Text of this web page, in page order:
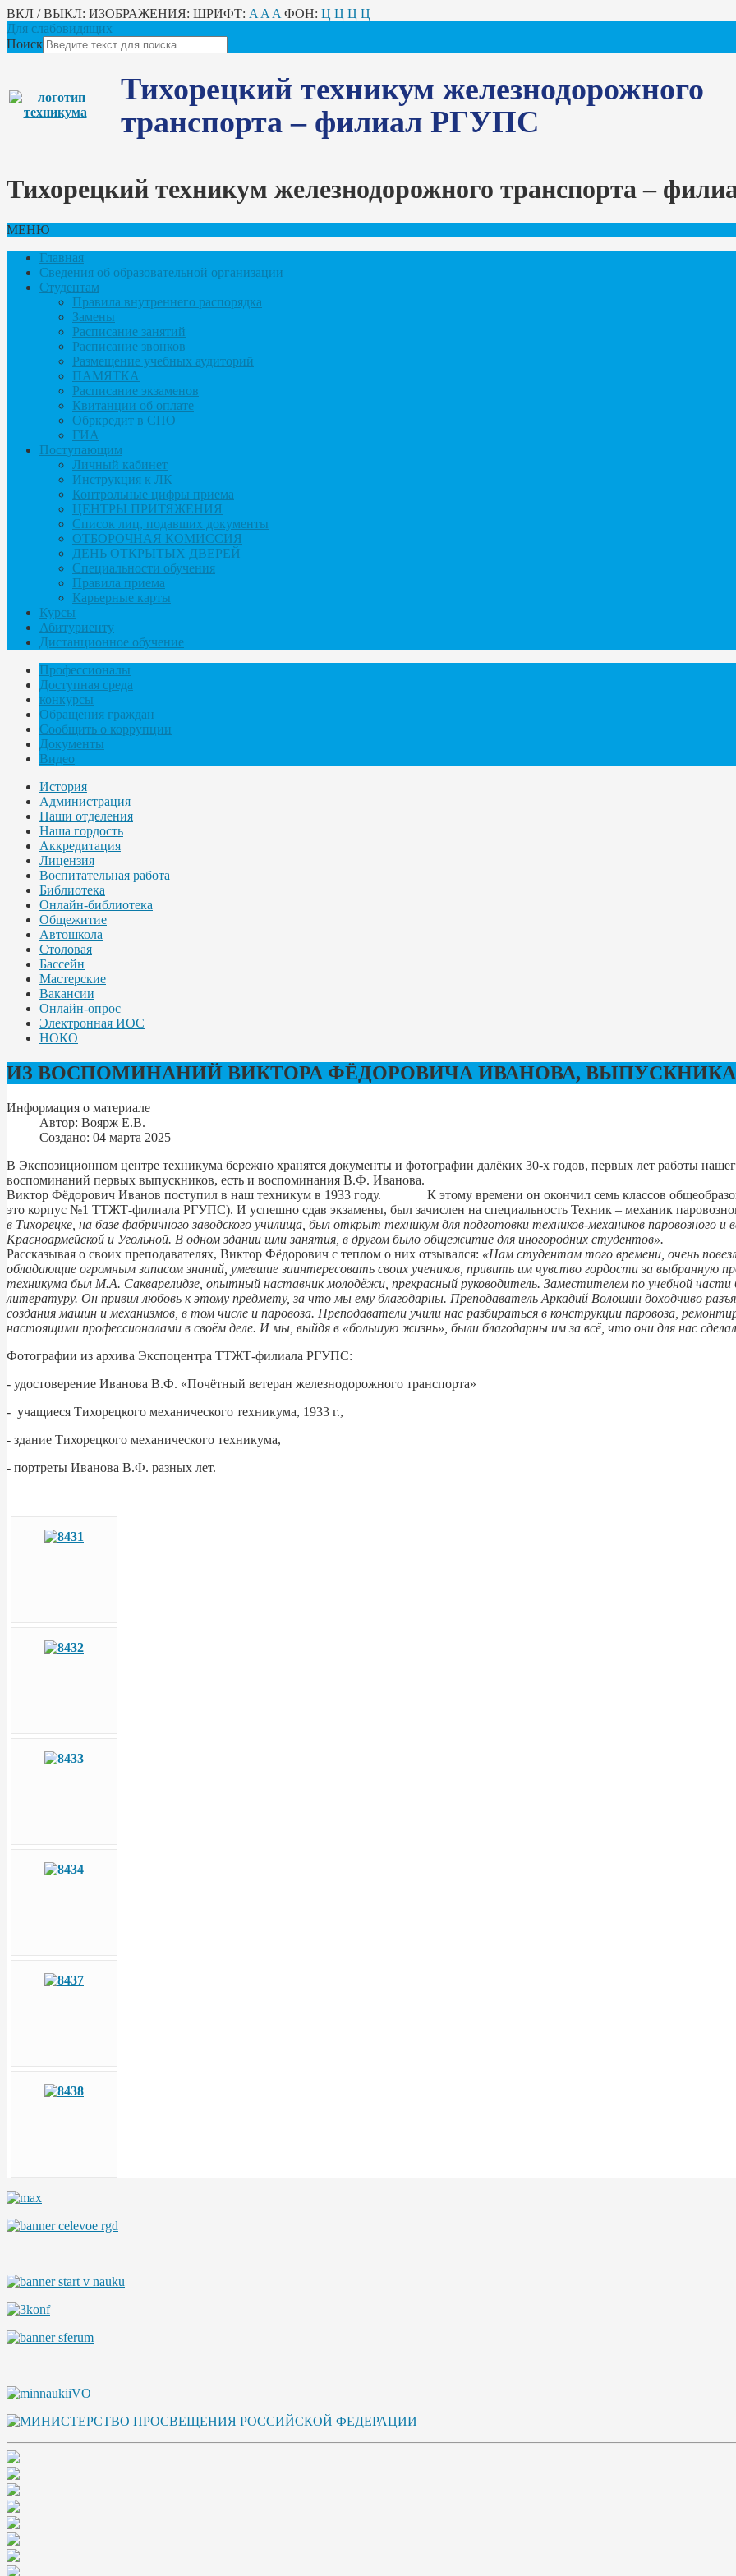
ВКЛ / ВЫКЛ: ИЗОБРАЖЕНИЯ: ШРИФТ: A A A ФОН: Ц Ц Ц Ц
Для слабовидящих
Поиск
Тихорецкий техникум железнодорожного
транспорта – филиал РГУПС
Тихорецкий техникум железнодорожного транспорта –
МЕНЮ
Главная
Сведения об образовательной организации
Студентам
Правила внутреннего распорядка
Замены
Расписание занятий
Расписание звонков
Размещение учебных аудиторий
ПАМЯТКА
Расписание экзаменов
Квитанции об оплате
Обркредит в СПО
ГИА
Поступающим
Личный кабинет
Инструкция к ЛК
Контрольные цифры приема
ЦЕНТРЫ ПРИТЯЖЕНИЯ
Список лиц, подавших документы
ОТБОРОЧНАЯ КОМИССИЯ
ДЕНЬ ОТКРЫТЫХ ДВЕРЕЙ
Специальности обучения
Правила приема
Карьерные карты
Курсы
Абитуриенту
Дистанционное обучение
Профессионалы
Доступная среда
конкурсы
Обращения граждан
Сообщить о коррупции
Документы
Видео
История
Администрация
Наши отделения
Наша гордость
Аккредитация
Лицензия
Воспитательная работа
Библиотека
Онлайн-библиотека
Общежитие
Автошкола
Столовая
Бассейн
Мастерские
Вакансии
Онлайн-опрос
Электронная ИОС
НОКО
ИЗ ВОСПОМИНАНИЙ ВИКТОРА ФЁДОРОВИЧА ИВАНОВА, ВЫПУСКНИКА
Информация о материале
Автор: Воярж Е.В.
Создано: 04 марта 2025
В Экспозиционном центре техникума бережно хранятся документы и фотографии далёких 30-х годов, первых лет работы
воспоминаний первых выпускников, есть и воспоминания В.Ф. Иванова.
Виктор Фёдорович Иванов поступил в наш техникум в 1933 году. К этому времени он окончил семь классов
это корпус №1 ТТЖТ-филиала РГУПС). И успешно сдав экзамены, был зачислен на специальность Техник – механик
в Тихорецке, на базе фабричного заводского училища, был открыт техникум для подготовки техников-механиков паровозного и
Красноармейской и Угольной. В одном здании шли занятия, в другом было общежитие для иногородних студентов».
Рассказывая о своих преподавателях, Виктор Фёдорович с теплом о них отзывался: «Нам студентам того времени, очень
обладающие огромным запасом знаний, умевшие заинтересовать своих учеников, привить им чувство гордости за выбранную
техникума был М.А. Сакварелидзе, опытный наставник молодёжи, прекрасный руководитель. Заместителем по учебной части
литературу. Он привил любовь к этому предмету, за что мы ему благодарны. Преподаватель Аркадий Волошин доходчиво
создания машин и механизмов, в том числе и паровоза. Преподаватели учили нас разбираться в конструкции паровоза,
настоящими профессионалами в своём деле. И мы, выйдя в «большую жизнь», были благодарны им за всё, что они для нас
Фотографии из архива Экспоцентра ТТЖТ-филиала РГУПС:
- удостоверение Иванова В.Ф. «Почётный ветеран железнодорожного транспорта»
- учащиеся Тихорецкого механического техникума, 1933 г.,
- здание Тихорецкого механического техникума,
- портреты Иванова В.Ф. разных лет.